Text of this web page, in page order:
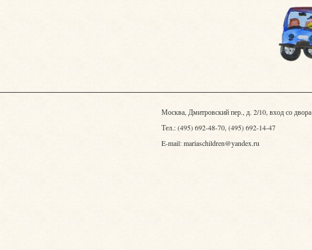
Москва, Дмитровский пер., д. 2/10, вход со двора
Тел.: (495) 692-48-70, (495) 692-14-47
E-mail: mariaschildren@yandex.ru